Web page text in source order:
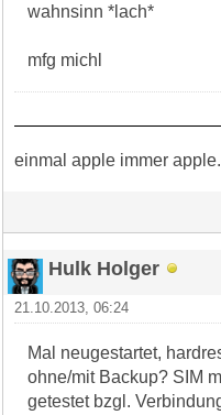
wahnsinn *lach*
mfg michl
einmal apple immer apple.
Hulk Holger
21.10.2013, 06:24
Mal neugestartet,
ohne/mit Backup? SIM
getestet bzgl.